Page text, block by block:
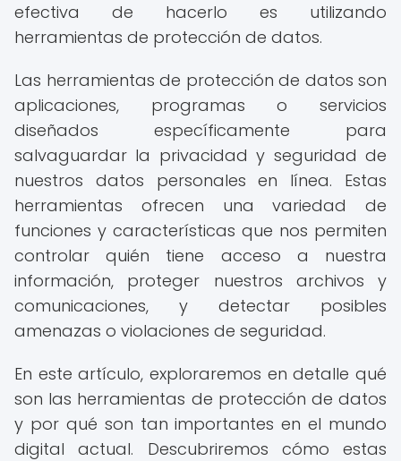
efectiva de hacerlo es utilizando
herramientas de protección de datos.
Las herramientas de protección de datos son
aplicaciones, programas o servicios
diseñados específicamente para
salvaguardar la privacidad y seguridad de
nuestros datos personales en línea. Estas
herramientas ofrecen una variedad de
funciones y características que nos permiten
controlar quién tiene acceso a nuestra
información, proteger nuestros archivos y
comunicaciones, y detectar posibles
amenazas o violaciones de seguridad.
En este artículo, exploraremos en detalle qué
son las herramientas de protección de datos
y por qué son tan importantes en el mundo
digital actual. Descubriremos cómo estas